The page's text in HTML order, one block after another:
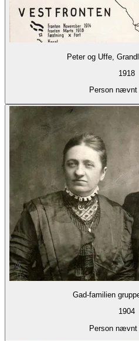
Peter og Uffe,
1918
Person nævnt
Gad-familien
1904
Person nævnt